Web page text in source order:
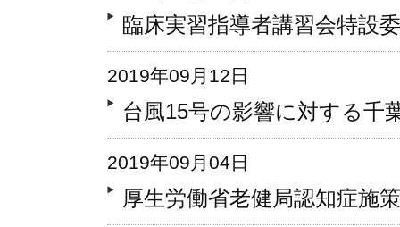
臨床実習指導者講習会特設
2019年09月12日
台風15号の影響に対する千
2019年09月04日
厚生労働省老健局認知症施